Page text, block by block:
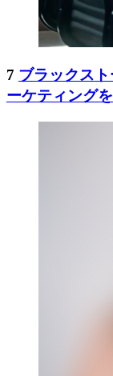
7 ブラックス
ーケティング